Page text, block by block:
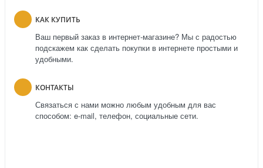
КАК КУПИТЬ
Ваш первый заказ в интернет-магазине? Мы с радостью
подскажем как сделать покупки в интернете простыми и
удобными.
КОНТАКТЫ
Связаться с нами можно любым удобным для вас
способом: e-mail, телефон, социальные сети.